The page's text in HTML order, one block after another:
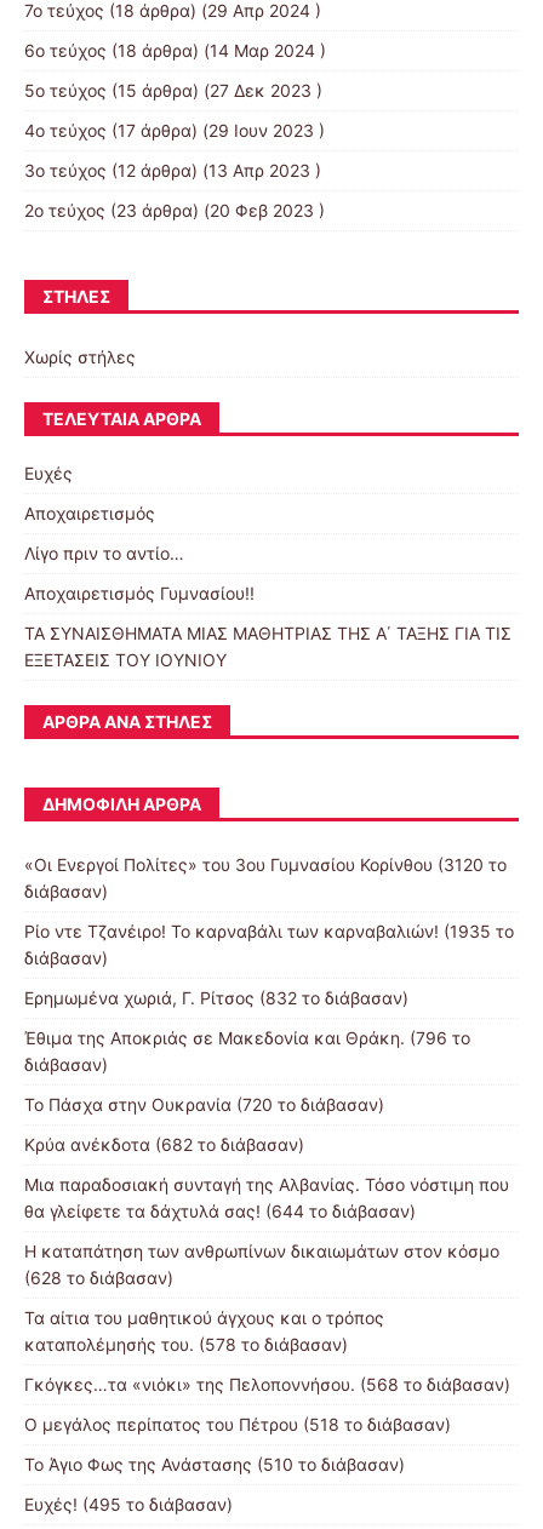
7ο τεύχος (18 άρθρα) (29 Απρ 2024 )
6ο τεύχος (18 άρθρα) (14 Μαρ 2024 )
5ο τεύχος (15 άρθρα) (27 Δεκ 2023 )
4ο τεύχος (17 άρθρα) (29 Ιουν 2023 )
3ο τεύχος (12 άρθρα) (13 Απρ 2023 )
2ο τεύχος (23 άρθρα) (20 Φεβ 2023 )
ΣΤΉΛΕΣ
Χωρίς στήλες
ΤΕΛΕΥΤΑΊΑ ΆΡΘΡΑ
Ευχές
Αποχαιρετισμός
Λίγο πριν το αντίο…
Αποχαιρετισμός Γυμνασίου!!
ΤΑ ΣΥΝΑΙΣΘΗΜΑΤΑ ΜΙΑΣ ΜΑΘΗΤΡΙΑΣ ΤΗΣ Α΄ ΤΑΞΗΣ ΓΙΑ ΤΙΣ
ΕΞΕΤΑΣΕΙΣ ΤΟΥ ΙΟΥΝΙΟΥ
ΆΡΘΡΑ ΑΝΆ ΣΤΉΛΕΣ
ΔΗΜΟΦΙΛΉ ΆΡΘΡΑ
«Οι Ενεργοί Πολίτες» του 3ου Γυμνασίου Κορίνθου (3120 το
διάβασαν)
Ρίο ντε Τζανέιρο! Το καρναβάλι των καρναβαλιών! (1935 το
διάβασαν)
Ερημωμένα χωριά, Γ. Ρίτσος (832 το διάβασαν)
Έθιμα της Αποκριάς σε Μακεδονία και Θράκη. (796 το
διάβασαν)
Το Πάσχα στην Ουκρανία (720 το διάβασαν)
Κρύα ανέκδοτα (682 το διάβασαν)
Μια παραδοσιακή συνταγή της Αλβανίας. Τόσο νόστιμη που
θα γλείφετε τα δάχτυλά σας! (644 το διάβασαν)
Η καταπάτηση των ανθρωπίνων δικαιωμάτων στον κόσμο
(628 το διάβασαν)
Τα αίτια του μαθητικού άγχους και ο τρόπος
καταπολέμησής του. (578 το διάβασαν)
Γκόγκες…τα «νιόκι» της Πελοποννήσου. (568 το διάβασαν)
Ο μεγάλος περίπατος του Πέτρου (518 το διάβασαν)
Το Άγιο Φως της Ανάστασης (510 το διάβασαν)
Ευχές! (495 το διάβασαν)